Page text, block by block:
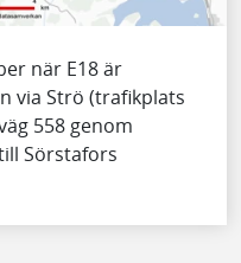
när E18 är
via Strö (trafikplats
558 genom
Sörstafors